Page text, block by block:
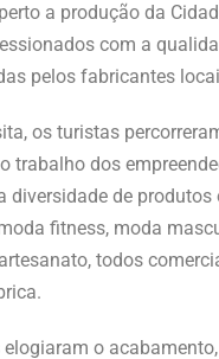
a produção da
com a
pelos fabricantes
os turistas
trabalho dos
diversidade de produtos
fitness, moda
todos
o